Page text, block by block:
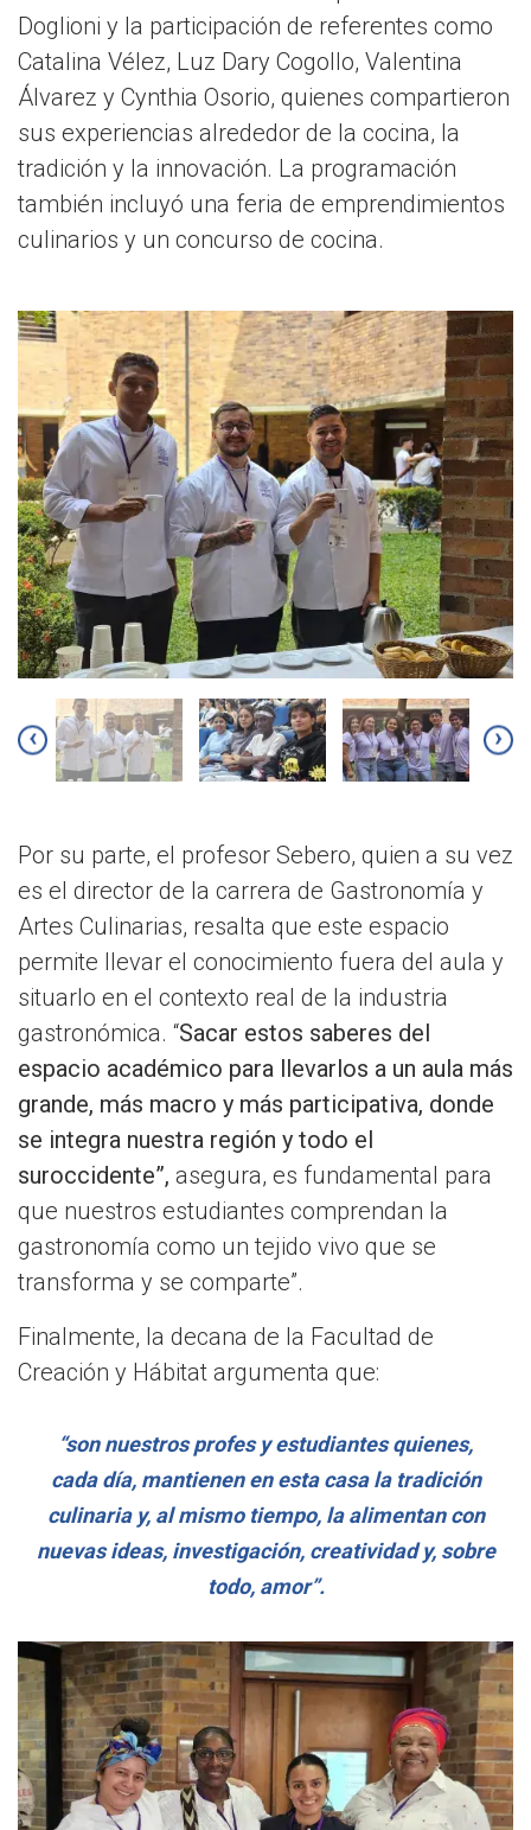
Doglioni y la participación de referentes como
Catalina Vélez, Luz Dary Cogollo, Valentina
Álvarez y Cynthia Osorio, quienes compartieron
sus experiencias alrededor de la cocina, la
tradición y la innovación. La programación
también incluyó una feria de emprendimientos
culinarios y un concurso de cocina.
‹ ›
Por su parte, el profesor Sebero, quien a su vez
es el director de la carrera de Gastronomía y
Artes Culinarias, resalta que este espacio
permite llevar el conocimiento fuera del aula y
situarlo en el contexto real de la industria
gastronómica. “Sacar estos saberes del
espacio académico para llevarlos a un aula más
grande, más macro y más participativa, donde
se integra nuestra región y todo el
suroccidente”, asegura, es fundamental para
que nuestros estudiantes comprendan la
gastronomía como un tejido vivo que se
transforma y se comparte”.
Finalmente, la decana de la Facultad de
Creación y Hábitat argumenta que:
“son nuestros profes y estudiantes quienes,
cada día, mantienen en esta casa la tradición
culinaria y, al mismo tiempo, la alimentan con
nuevas ideas, investigación, creatividad y, sobre
todo, amor”.